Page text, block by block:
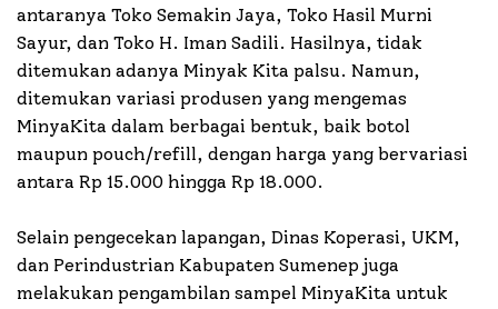
antaranya Toko Semakin Jaya, Toko Hasil Murni
Sayur, dan Toko H. Iman Sadili. Hasilnya, tidak
ditemukan adanya Minyak Kita palsu. Namun,
ditemukan variasi produsen yang mengemas
MinyaKita dalam berbagai bentuk, baik botol
maupun pouch/refill, dengan harga yang bervariasi
antara Rp 15.000 hingga Rp 18.000.
Selain pengecekan lapangan, Dinas Koperasi, UKM,
dan Perindustrian Kabupaten Sumenep juga
melakukan pengambilan sampel MinyaKita untuk